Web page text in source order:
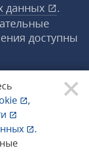
,
.
данных
.
доступны
права